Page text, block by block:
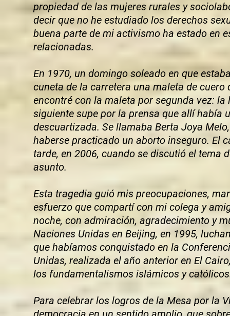
propiedad de las mujeres rurales y
decir que no he estudiado los derechos
buena parte de mi activismo ha estado en
relacionadas.
En 1970, un domingo soleado en que
cuneta de la carretera una maleta de
encontré con la maleta por segunda vez:
siguiente supe por la prensa que allí había
descuartizada. Se llamaba Berta Joya
haberse practicado un aborto inseguro. El
tarde, en 2006, cuando se discutió el tema
asunto.
Esta tragedia guió mis preocupaciones,
esfuerzo que compartí con mi colega y
noche, con admiración, agradecimiento y
Naciones Unidas en Beijing, en 1995,
que habíamos conquistado en la
Unidas, realizada el año anterior en El
los fundamentalismos islámicos y
Para celebrar los logros de la Mesa por la